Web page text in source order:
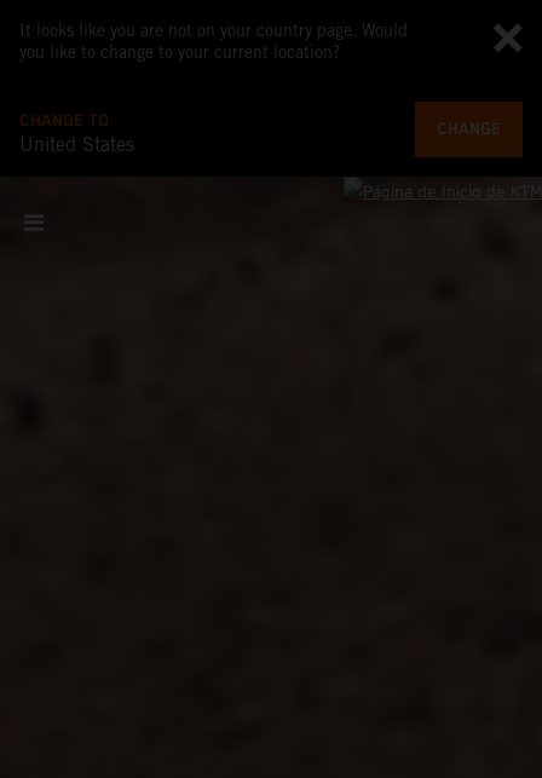
It looks like you are not on your country page. Would
you like to change to your current location?
CHANGE TO
United States
CHANGE